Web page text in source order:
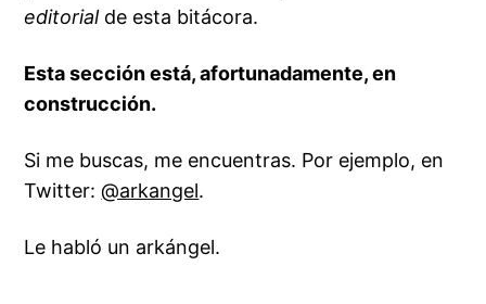
editorialde esta bitácora.
Esta sección está, afortunadamente, en
construcción.
Si me buscas, me encuentras. Por ejemplo, en
Twitter:@arkangel.
Le habló un arkángel.